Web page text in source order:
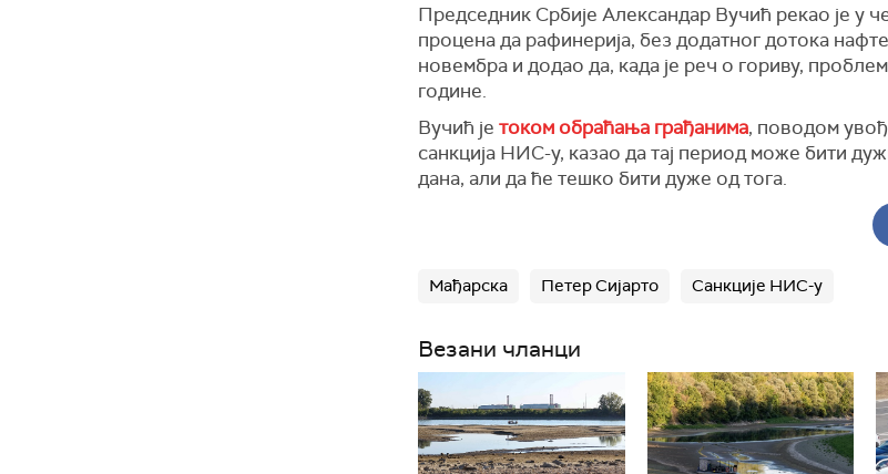
Председник Србије Александар Вучић рекао је у
процена да рафинерија, без додатног дотока
новембра и додао да, када је реч о гориву,
године.
Вучић је током обраћања грађанима, поводом
санкција НИС-у, казао да тај период може бити
дана, али да ће тешко бити дуже од тога.
Мађарска Петер Сијарто Санкције НИС-у
Везани чланци